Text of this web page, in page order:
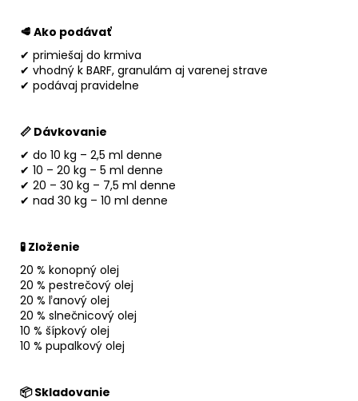
🥩 Ako podávať
✔ primiešaj do krmiva
✔ vhodný k BARF, granulám aj varenej strave
✔ podávaj pravidelne
📏 Dávkovanie
✔ do 10 kg – 2,5 ml denne
✔ 10 – 20 kg – 5 ml denne
✔ 20 – 30 kg – 7,5 ml denne
✔ nad 30 kg – 10 ml denne
🧪 Zloženie
20 % konopný olej
20 % pestrečový olej
20 % ľanový olej
20 % slnečnicový olej
10 % šípkový olej
10 % pupalkový olej
📦 Skladovanie